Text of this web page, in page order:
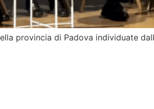
provincia di Padova individuate